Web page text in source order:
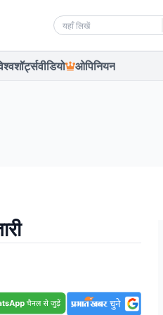
Search news
शॉर्ट्सवीडियो ओपिनियन